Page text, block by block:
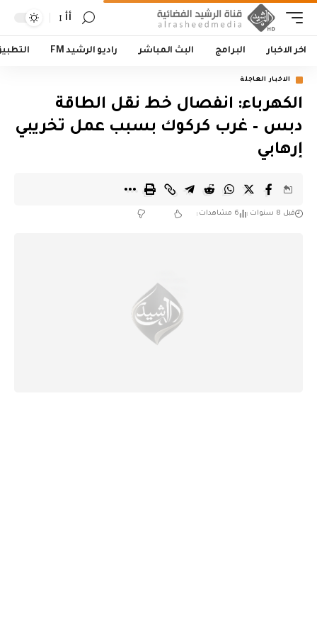
أأ
اخر الاخبار البرامج البث المباشر راديو الرشيد FM
الاخبار العاجلة
الكهرباء: انفصال خط نقل الطاقة
دبس – غرب كركوك بسبب عمل تخريبي
إرهابي
قبل 8 سنوات 6 مشاهدات